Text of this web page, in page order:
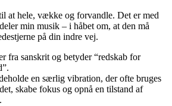
at hele, vække og forvandle. Det er med
min musik – i håbet om, at den må
på din indre vej.
fra sanskrit og betyder “redskab for
en særlig vibration, der ofte bruges
skabe fokus og opnå en tilstand af